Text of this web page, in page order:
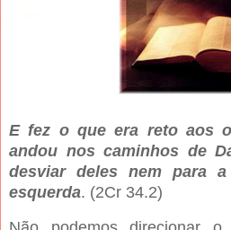
E fez o que era reto aos
andou nos caminhos de
desviar deles nem para
esquerda. (2Cr 34.2)